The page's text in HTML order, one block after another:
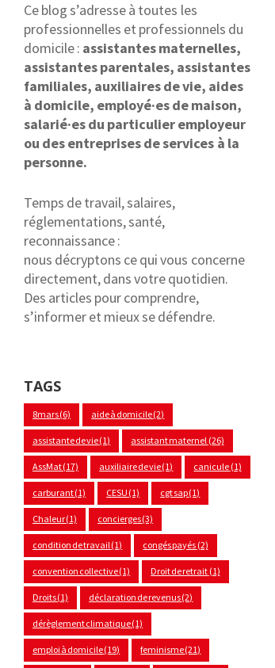
Ce blog s’adresse à toutes les
professionnelles et professionnels du
domicile : assistantes maternelles,
assistantes parentales, assistantes
familiales, auxiliaires de vie, aides
à domicile, employé·es de maison,
salarié·es du particulier employeur
ou des entreprises de services à la
personne.
Temps de travail, salaires,
réglementations, santé,
reconnaissance :
nous décryptons ce qui vous concerne
directement, dans votre quotidien.
Des articles pour comprendre,
s’informer et mieux se défendre.
TAGS
8mars(6) aide à domicile(2)
assistante de vie(1) assistant maternel (26)
AssMat(17) auxiliaire de vie(1) canicule (1)
carburant(1) CESU (1) cgt sap(1)
Chaleur(1) concierges(3)
condition de travail (1) congés payés (2)
convention collective(1) Droit de retrait (1)
Droits(1) déclaration de revenus(2)
dérèglement climatique(1)
emploi à domicile(19) feminisme(21)